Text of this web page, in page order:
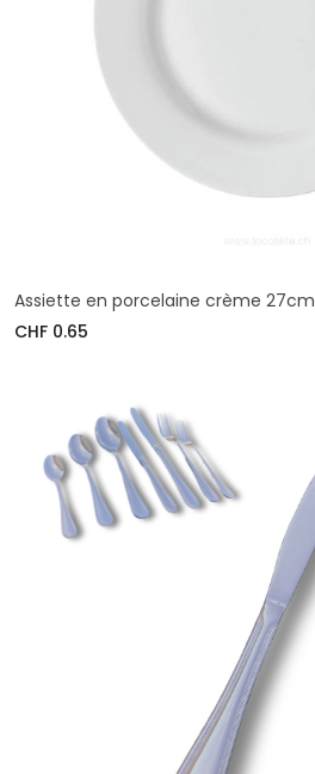
Assiette en porcelaine crème 27cm
CHF 0.65